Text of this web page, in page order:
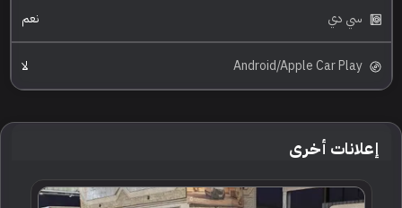
سي دي نعم
Android/Apple Car Play لا
إعلانات أخرى